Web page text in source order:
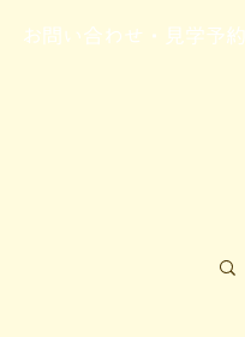
お問い合わせ・見学予約